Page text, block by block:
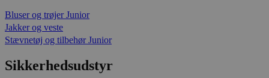
Bluser og trøjer Junior
Jakker og veste
Stævnetøj og tilbehør Junior
Sikkerhedsudstyr